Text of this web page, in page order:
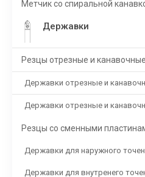
Метчик со спиральной
Державки
Резцы отрезные и канавочные
Державки отрезные и
Державки отрезные и
Резцы со сменными
Державки для наружного
Державки для внутренего